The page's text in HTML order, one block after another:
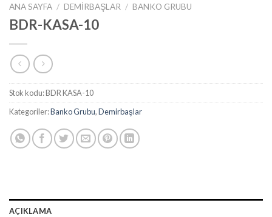
ANA SAYFA / DEMIRBAŞLAR / BANKO GRUBU
BDR-KASA-10
Stok kodu:BDR KASA-10
Kategoriler:Banko Grubu,Demirbaşlar
AÇIKLAMA